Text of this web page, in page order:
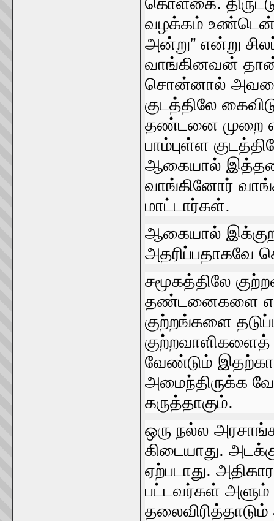
வழக்கம்‌
அன்று” என்று
வாங்கினவன்‌
சொன்னால்‌
குடத்திலே
தண்டனை முறை
பாம்புள்ள
ஆகையால்‌
வாங்கினோர்‌
மாட்டார்கள்‌.
ஆகையால்‌
சமூகத்திலே
தண்டனைகளை
குற்றங்களை
வேண்டும்‌
அமைந்திருக்க
கருத்தாகும்‌.
ஒரு நல்ல
கிடையாது.
ஏற்படாது.
பட்டவர்கள்‌ அளும்‌